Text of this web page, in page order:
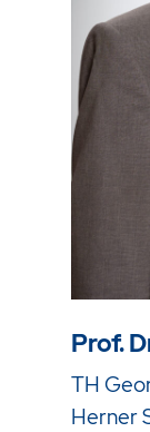
Prof.
TH
Herner